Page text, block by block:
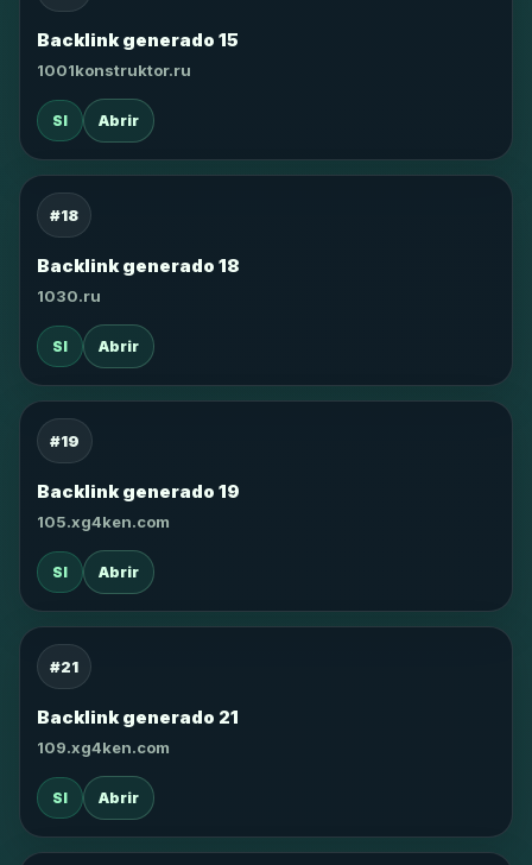
Backlink generado 15
1001konstruktor.ru
SI Abrir
#18
Backlink generado 18
1030.ru
SI Abrir
#19
Backlink generado 19
105.xg4ken.com
SI Abrir
#21
Backlink generado 21
109.xg4ken.com
SI Abrir